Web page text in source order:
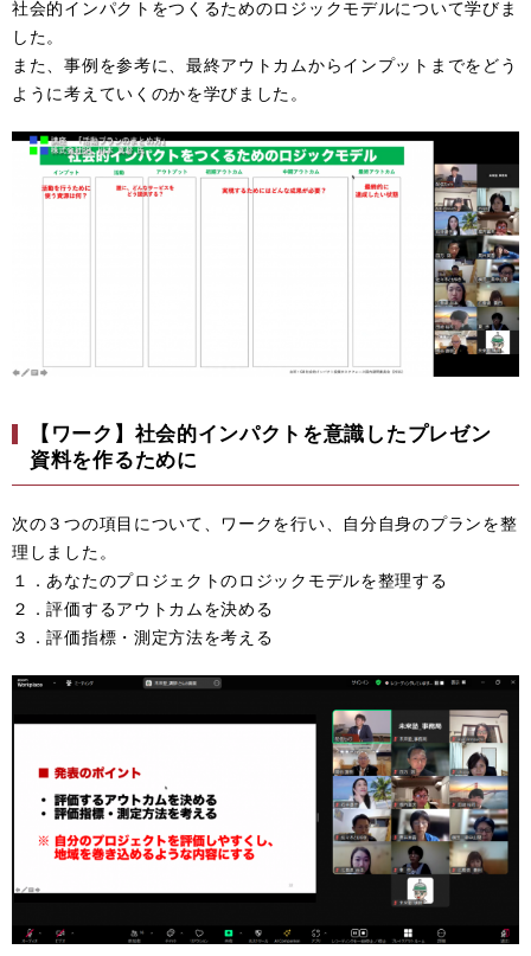
社会的インパクトをつくるためのロジックモデルについて学びま
した。
また、事例を参考に、最終アウトカムからインプットまでをどう
ように考えていくのかを学びました。
【ワーク】社会的インパクトを意識したプレゼン
資料を作るために
次の３つの項目について、ワークを行い、自分自身のプランを整
理しました。
１．あなたのプロジェクトのロジックモデルを整理する
２．評価するアウトカムを決める
３．評価指標・測定方法を考える